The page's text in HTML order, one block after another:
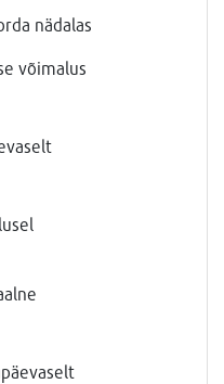
nädalas
võimalus